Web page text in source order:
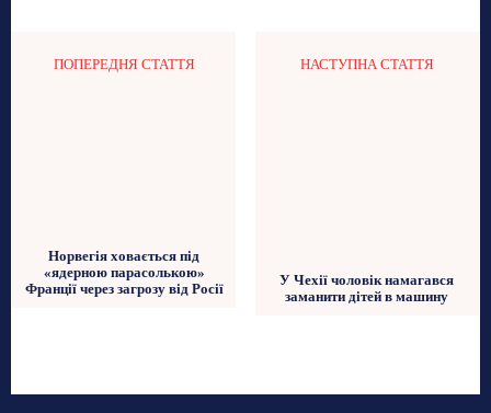
ПОПЕРЕДНЯ СТАТТЯ
Норвегія ховається під
«ядерною парасолькою»
Франції через загрозу від Росії
НАСТУПНА СТАТТЯ
У Чехії чоловік намагався
заманити дітей в машину